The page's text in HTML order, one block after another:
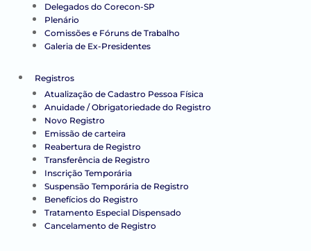
Delegados do Corecon-SP
Plenário
Comissões e Fóruns de Trabalho
Galeria de Ex-Presidentes
Registros
Atualização de Cadastro Pessoa Física
Anuidade / Obrigatoriedade do Registro
Novo Registro
Emissão de carteira
Reabertura de Registro
Transferência de Registro
Inscrição Temporária
Suspensão Temporária de Registro
Benefícios do Registro
Tratamento Especial Dispensado
Cancelamento de Registro